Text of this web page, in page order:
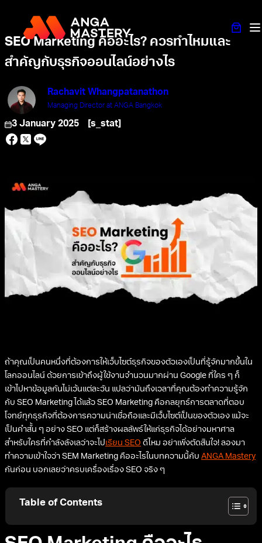
SEO Marketing คืออะไร? ควรทำไหมและ
สำคัญกับธุรกิจออนไลน์อย่างไร
Rachavit Whangpatanathon
Managing Director at ANGA Bangkok
3 January 2025 [s_stat]
ถ้าคุณเป็นคนหนึ่งที่ต้องการให้เว็บไซต์ธุรกิจของตัวเองเป็นที่รู้จักมากขึ้นใน
โลกออนไลน์ ด้วยการเข้าถึงผู้ใช้งานจำนวนมากผ่าน Google ที่ใคร ๆ ก็
เข้าไปหาข้อมูลกันไม่เว้นแต่ละวัน แปลว่ามันถึงเวลาที่คุณต้องทำความรู้จัก
กับ SEO Marketing ได้แล้ว SEO Marketing คือกลยุทธ์การตลาดที่ตอบ
โจทย์ทุกธุรกิจที่ต้องการความน่าเชื่อถือและมีเว็บไซต์เป็นของตัวเอง แม้จะ
เป็นคำสั้น ๆ อย่าง SEO แต่ก็สร้างผลลัพธ์ให้แก่ธุรกิจได้อย่างมหาศาล
สำหรับใครที่กำลังลังเลว่าจะไปเรียน SEO ดีไหม อย่าเพิ่งตัดสินใจ! ลองมา
ทำความเข้าใจว่า SEM Marketing คืออะไรในบทความนี้กับ ANGA Mastery
กันก่อน บอกเลยว่าครบเครื่องเรื่อง SEO จริง ๆ
Table of Contents